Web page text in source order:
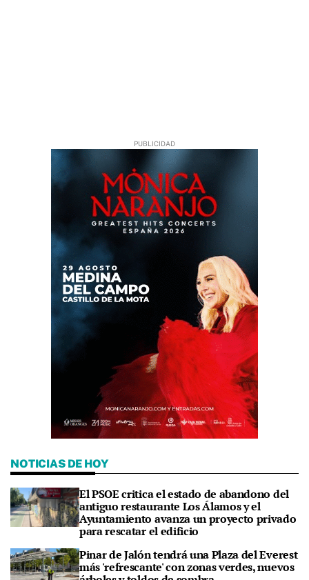
NOTICIAS DE HOY
El PSOE critica el estado de abandono del
antiguo restaurante Los Álamos y el
Ayuntamiento avanza un proyecto privado
para rescatar el edificio
Pinar de Jalón tendrá una Plaza del Everest
más 'refrescante' con zonas verdes, nuevos